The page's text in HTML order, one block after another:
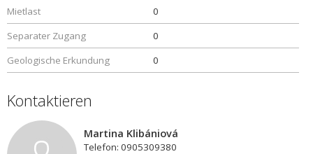
Mietlast
0
Separater Zugang
0
Geologische Erkundung
0
Kontaktieren
Martina Klibániová
Telefon: 0905309380